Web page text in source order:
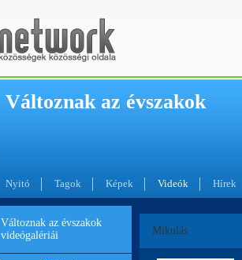
Változnak az évszakok
Nyitó Tagok Képek Videók Hírek
Változnak az évszakok
videógalériái
Mikulás